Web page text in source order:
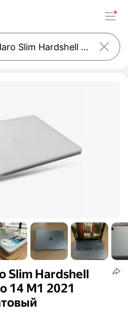
Slim Hardshell
14 M1 2021